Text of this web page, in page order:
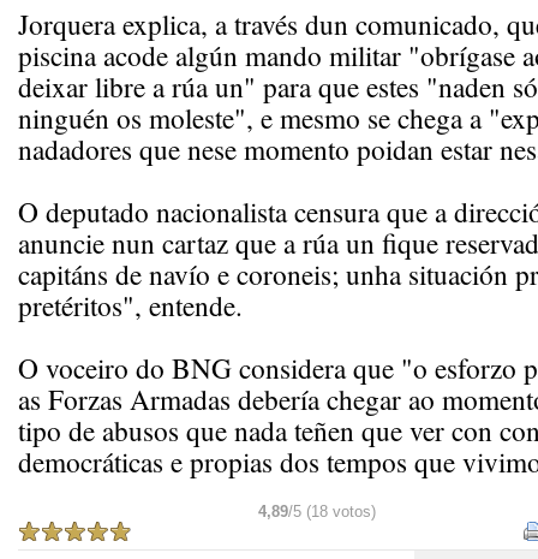
Jorquera explica, a través dun comunicado,
piscina acode algún mando militar "obrígase
deixar libre a rúa un" para que estes "naden
ninguén os moleste", e mesmo se chega a
nadadores que nese momento poidan estar
O deputado nacionalista censura que a
anuncie nun cartaz que a rúa un fique
capitáns de navío e coroneis; unha situación
pretéritos", entende.
O voceiro do BNG considera que "o esforzo
as Forzas Armadas debería chegar ao
tipo de abusos que nada teñen que ver con
democráticas e propias dos tempos que
4,89/5 (18 votos)